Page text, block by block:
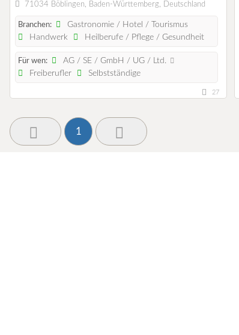
71034 Böblingen, Baden-Württemberg, Deutschland
Branchen:
Gastronomie / Hotel / Tourismus
Handwerk
Heilberufe / Pflege / Gesundheit
Für wen:
AG / SE / GmbH / UG / Ltd.
Freiberufler
Selbstständige
27
1